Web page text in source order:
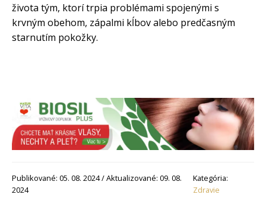
života tým, ktorí trpia problémami spojenými s
krvným obehom, zápalmi kĺbov alebo predčasným
starnutím pokožky.
Publikované: 05. 08. 2024 / Aktualizované: 09. 08.
2024
Kategória:
Zdravie